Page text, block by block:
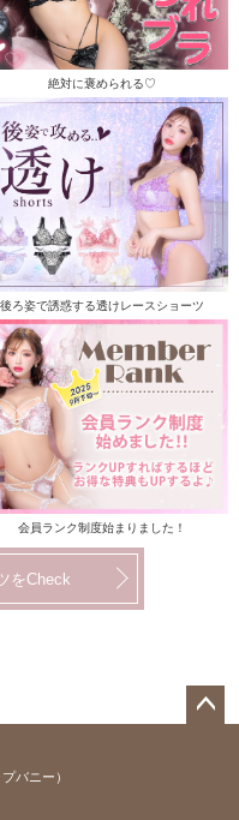
絶対に褒められる♡
後ろ姿で誘惑する透けレースショーツ
会員ランク制度始まりました！
をCheck
バニー）